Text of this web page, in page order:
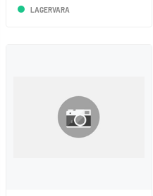
LAGERVARA